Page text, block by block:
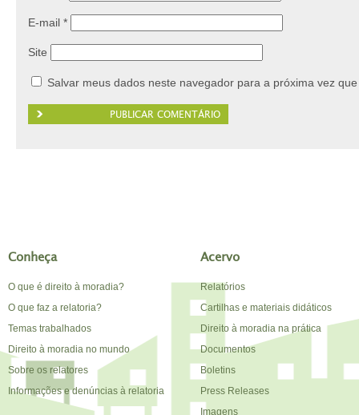
E-mail *
Site
Salvar meus dados neste navegador para a próxima vez
Conheça
O que é direito à moradia?
O que faz a relatoria?
Temas trabalhados
Direito à moradia no mundo
Sobre os relatores
Informações e denúncias à relatoria
Acervo
Relatórios
Cartilhas e materiais didáticos
Direito à moradia na prática
Documentos
Boletins
Press Releases
Imagens